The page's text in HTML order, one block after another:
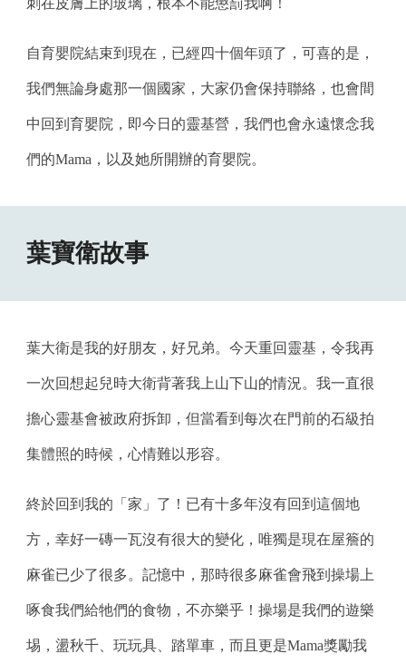
刺在皮膚上的玻璃，根本不能懲罰我啊！
自育嬰院結束到現在，已經四十個年頭了，可喜的是，
我們無論身處那一個國家，大家仍會保持聯絡，也會間
中回到育嬰院，即今日的靈基營，我們也會永遠懷念我
們的Mama，以及她所開辦的育嬰院。
葉寶衛故事
葉大衛是我的好朋友，好兄弟。今天重回靈基，令我再
一次回想起兒時大衛背著我上山下山的情況。我一直很
擔心靈基會被政府拆卸，但當看到每次在門前的石級拍
集體照的時候，心情難以形容。
終於回到我的「家」了！已有十多年沒有回到這個地
方，幸好一磚一瓦沒有很大的變化，唯獨是現在屋簷的
麻雀已少了很多。記憶中，那時很多麻雀會飛到操場上
啄食我們給牠們的食物，不亦樂乎！操場是我們的遊樂
埸，盪秋千、玩玩具、踏單車，而且更是Mama獎勵我